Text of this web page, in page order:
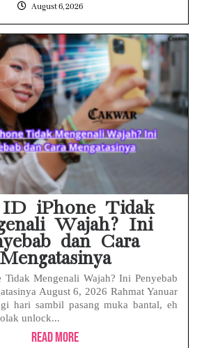
August 6, 2026
ID iPhone Tidak
Wajah? Ini
dan Cara
Mengatasinya
Tidak Mengenali Wajah? Ini Penyebab
August 6, 2026 Rahmat Yanuar
hari sambil pasang muka bantal, eh
unlock...
Read More